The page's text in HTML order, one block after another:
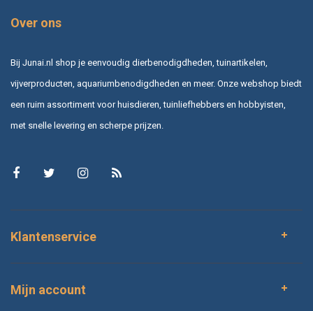
Over ons
Bij Junai.nl shop je eenvoudig dierbenodigdheden, tuinartikelen,
vijverproducten, aquariumbenodigdheden en meer. Onze webshop biedt
een ruim assortiment voor huisdieren, tuinliefhebbers en hobbyisten,
met snelle levering en scherpe prijzen.
Klantenservice
Mijn account